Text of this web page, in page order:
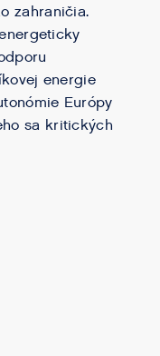
zahraničia.
energie
Európy
sa kritických